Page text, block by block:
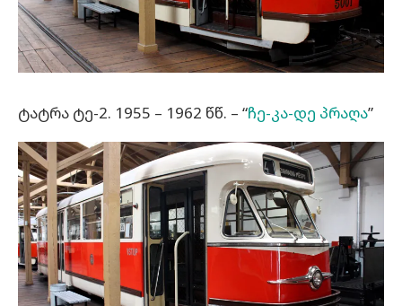
ტატრა ტე-2. 1955 – 1962 წწ. – “ჩე-კა-დე პრაღა”